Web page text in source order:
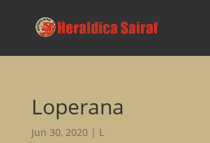
Loperana
Jun 30, 2020| L